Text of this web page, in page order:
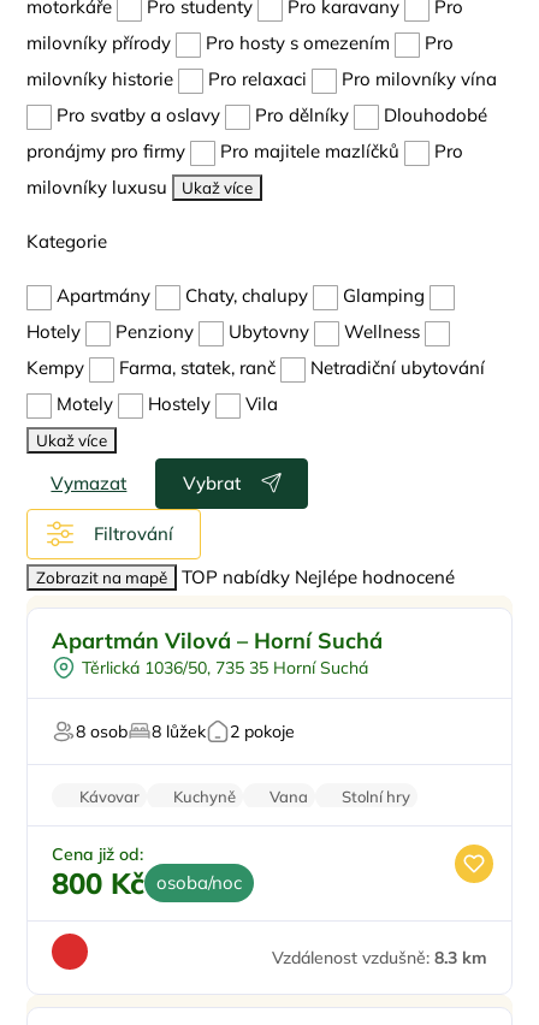
motorkáře Pro studenty Pro karavany
Pro
milovníky přírody
Pro hosty s omezením
Pro
milovníky historie
Pro relaxaci
Pro milovníky vína
Pro svatby a oslavy
Pro dělníky
Dlouhodobé
pronájmy pro firmy
Pro majitele mazlíčků
Pro
milovníky luxusu
Ukaž více
Kategorie
Apartmány Chaty, chalupy
Glamping
Hotely
Penziony Ubytovny
Wellness
Kempy
Farma, statek, ranč
Netradiční ubytování
Motely
Hostely Vila
Ukaž více
Vymazat Vybrat
Filtrování
Zobrazit na mapě TOP nabídky Nejlépe hodnocené
Ve městě/obci
Dlouhodobé pronájmy pro firmy
Apartmán Vilová – Horní Suchá
Těrlická 1036/50, 735 35 Horní Suchá
8 osob 8 lůžek 2 pokoje
Kávovar Kuchyně Vana
Stolní hry
Pračka
Cena již od:
800 Kč osoba/noc
Vzdálenost vzdušně: 8.3 km